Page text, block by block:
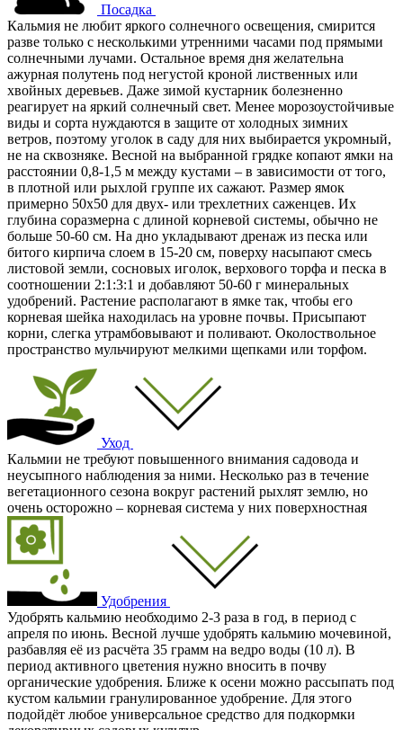
Посадка
Кальмия не любит яркого солнечного освещения, смирится
разве только с несколькими утренними часами под прямыми
солнечными лучами. Остальное время дня желательна
ажурная полутень под негустой кроной лиственных или
хвойных деревьев. Даже зимой кустарник болезненно
реагирует на яркий солнечный свет. Менее морозоустойчивые
виды и сорта нуждаются в защите от холодных зимних
ветров, поэтому уголок в саду для них выбирается укромный,
не на сквозняке. Весной на выбранной грядке копают ямки на
расстоянии 0,8-1,5 м между кустами – в зависимости от того,
в плотной или рыхлой группе их сажают. Размер ямок
примерно 50х50 для двух- или трехлетних саженцев. Их
глубина соразмерна с длиной корневой системы, обычно не
больше 50-60 см. На дно укладывают дренаж из песка или
битого кирпича слоем в 15-20 см, поверху насыпают смесь
листовой земли, сосновых иголок, верхового торфа и песка в
соотношении 2:1:3:1 и добавляют 50-60 г минеральных
удобрений. Растение располагают в ямке так, чтобы его
корневая шейка находилась на уровне почвы. Присыпают
корни, слегка утрамбовывают и поливают. Околоствольное
пространство мульчируют мелкими щепками или торфом.
Уход
Кальмии не требуют повышенного внимания садовода и
неусыпного наблюдения за ними. Несколько раз в течение
вегетационного сезона вокруг растений рыхлят землю, но
очень осторожно – корневая система у них поверхностная
Удобрения
Удобрять кальмию необходимо 2-3 раза в год, в период с
апреля по июнь. Весной лучше удобрять кальмию мочевиной,
разбавляя её из расчёта 35 грамм на ведро воды (10 л). В
период активного цветения нужно вносить в почву
органические удобрения. Ближе к осени можно рассыпать под
кустом кальмии гранулированное удобрение. Для этого
подойдёт любое универсальное средство для подкормки